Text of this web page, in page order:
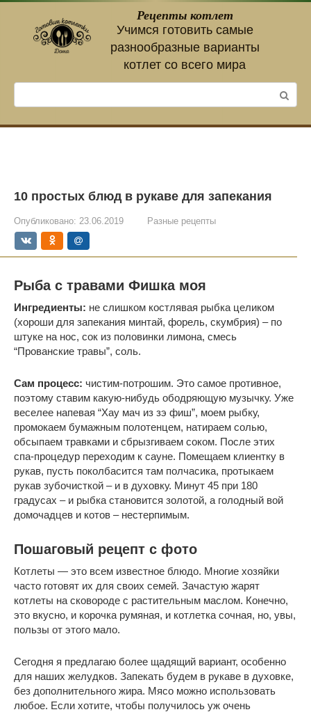
контенту
Рецепты котлет
Учимся готовить самые
разнообразные варианты
котлет со всего мира
10 простых блюд в рукаве для запекания
Опубликовано: 23.06.2019 Разные рецепты
Рыба с травами Фишка моя
Ингредиенты: не слишком костлявая рыбка целиком
(хороши для запекания минтай, форель, скумбрия) – по
штуке на нос, сок из половинки лимона, смесь
“Прованские травы”, соль.
Сам процесс: чистим-потрошим. Это самое противное,
поэтому ставим какую-нибудь ободряющую музычку. Уже
веселее напевая “Хау мач из зэ фиш”, моем рыбку,
промокаем бумажным полотенцем, натираем солью,
обсыпаем травками и сбрызгиваем соком. После этих
спа-процедур переходим к сауне. Помещаем клиентку в
рукав, пусть поколбасится там полчасика, протыкаем
рукав зубочисткой – и в духовку. Минут 45 при 180
градусах – и рыбка становится золотой, а голодный вой
домочадцев и котов – нестерпимым.
Пошаговый рецепт с фото
Котлеты — это всем известное блюдо. Многие хозяйки
часто готовят их для своих семей. Зачастую жарят
котлеты на сковороде с растительным маслом. Конечно,
это вкусно, и корочка румяная, и котлетка сочная, но, увы,
пользы от этого мало.
Сегодня я предлагаю более щадящий вариант, особенно
для наших желудков. Запекать будем в рукаве в духовке,
без дополнительного жира. Мясо можно использовать
любое. Если хотите, чтобы получилось уж очень